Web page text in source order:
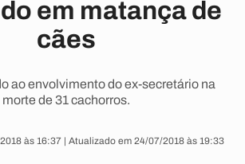
em matança de
cães
ao envolvimento do ex-secretário na
morte de 31 cachorros.
às 16:37 | Atualizado em 24/07/2018 às 19:33